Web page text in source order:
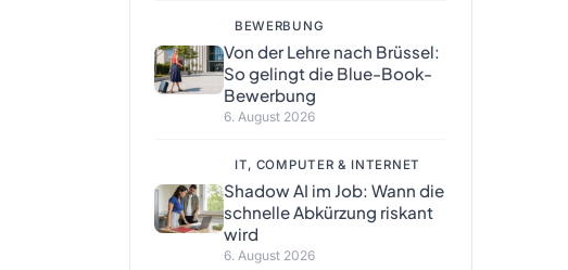
BEWERBUNG
Von der Lehre nach Brüssel:
So gelingt die Blue-Book-
Bewerbung
6. August 2026
IT, COMPUTER & INTERNET
Shadow AI im Job: Wann die
schnelle Abkürzung riskant
wird
6. August 2026